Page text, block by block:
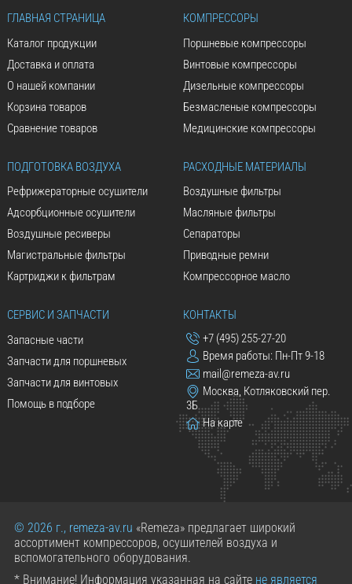
ГЛАВНАЯ СТРАНИЦА
Каталог продукции
Доставка и оплата
О нашей компании
Корзина товаров
Сравнение товаров
КОМПРЕССОРЫ
Поршневые компрессоры
Винтовые компрессоры
Дизельные компрессоры
Безмасленые компрессоры
Медицинские компрессоры
ПОДГОТОВКА ВОЗДУХА
Рефрижераторные осушители
Адсорбционные осушители
Воздушные ресиверы
Магистральные фильтры
Картриджи к фильтрам
РАСХОДНЫЕ МАТЕРИАЛЫ
Воздушные фильтры
Масляные фильтры
Сепараторы
Приводные ремни
Компрессорное масло
СЕРВИС И ЗАПЧАСТИ
Запасные части
Запчасти для поршневых
Запчасти для винтовых
Помощь в подборе
КОНТАКТЫ
+7 (495) 255-27-20
Время работы: Пн-Пт 9-18
mail@remeza-av.ru
Москва, Котляковский пер.
3Б
На карте
© 2026 г., remeza-av.ru «Remeza» предлагает широкий
ассортимент компрессоров, осушителей воздуха и
вспомогательного оборудования.
* Внимание! Информация указанная на сайте не является